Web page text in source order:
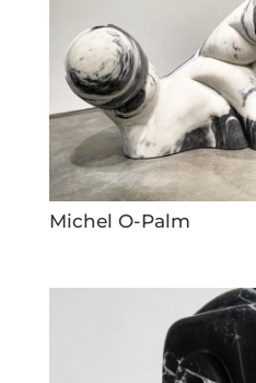
Michel O-Palm